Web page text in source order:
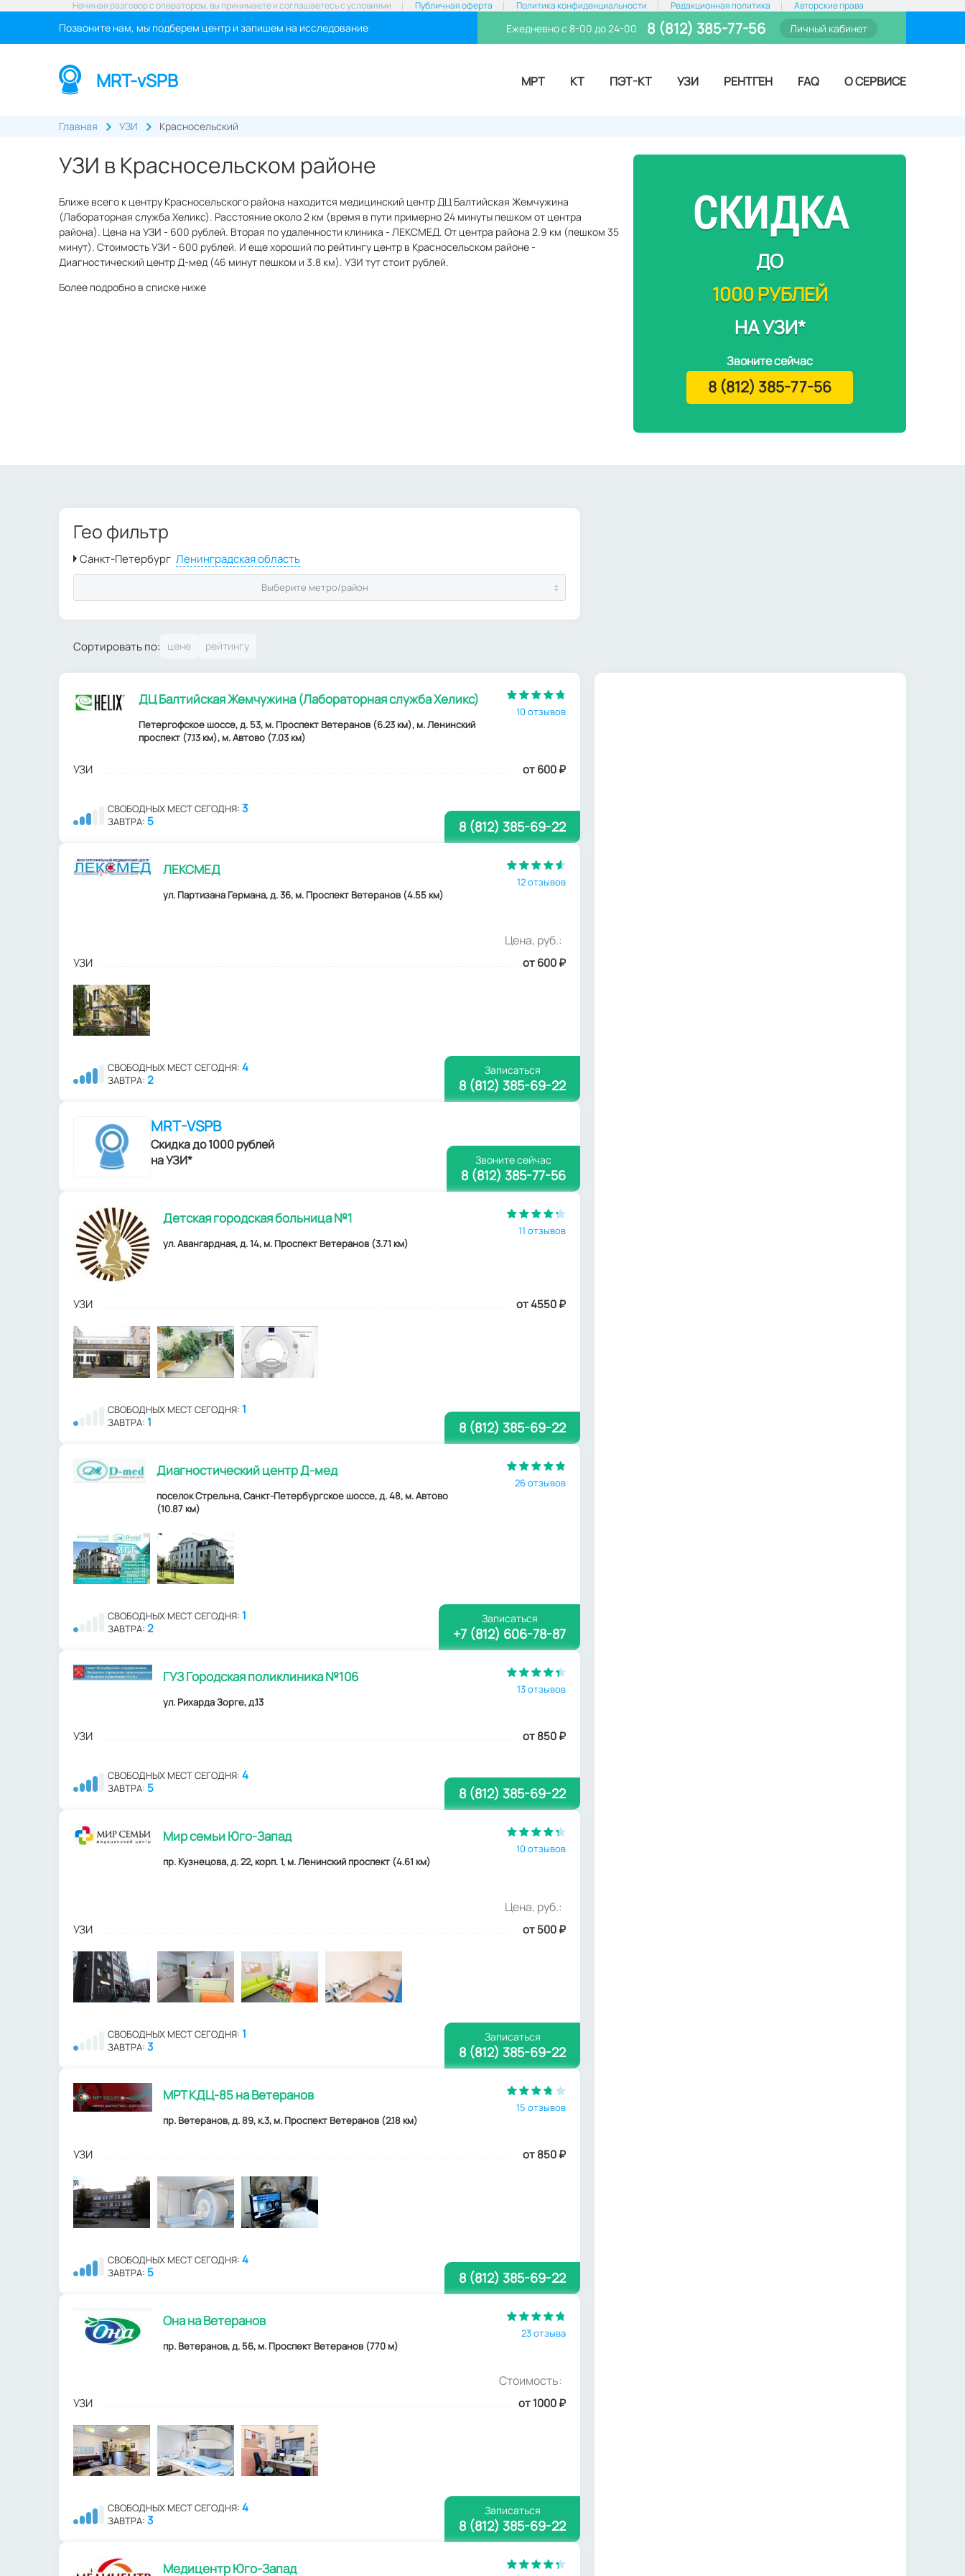
Начиная разговор с оператором, вы принимаете и соглашаетесь с условиями Публичная оферта Политика конфиденциальности Редакционная политика Авторские права
Позвоните нам, мы подберем центр и запишем на исследование Ежедневно с 8-00 до 24-00 8 (812) 385-77-56 Личный кабинет
MRT-vSPB МРТ КТ ПЭТ-КТ УЗИ РЕНТГЕН FAQ О СЕРВИСЕ
Главная УЗИ Красносельский
УЗИ в Красносельском районе
Ближе всего к центру Красносельского района находится медицинский центр ДЦ Балтийская Жемчужина
(Лабораторная служба Хеликс). Расстояние около 2 км (время в пути примерно 24 минуты пешком от центра
района). Цена на УЗИ - 600 рублей. Вторая по удаленности клиника - ЛЕКСМЕД. От центра района 2.9 км (пешком 35
минут). Стоимость УЗИ - 600 рублей. И еще хороший по рейтингу центр в Красносельском районе -
Диагностический центр Д-мед (46 минут пешком и 3.8 км). УЗИ тут стоит рублей.
Более подробно в списке ниже
СКИДКА
ДО
1000 РУБЛЕЙ
НА УЗИ*
Звоните сейчас
8 (812) 385-77-56
Гео фильтр
Выберите метро/район
Сортировать по:
ДЦ Балтийская Жемчужина (Лабораторная служба Хеликс)
Петергофское шоссе, д. 53, м. Проспект Ветеранов (6.23 км), м. Ленинский
проспект (7.13 км), м. Автово (7.03 км)
10 отзывов
УЗИ от 600₽
СВОБОДНЫХ МЕСТ СЕГОДНЯ: 3
ЗАВТРА: 5 8 (812) 385-69-22
ЛЕКСМЕД
ул. Партизана Германа, д. 36, м. Проспект Ветеранов (4.55 км)
12 отзывов
Цена, руб.:
УЗИ от 600₽
СВОБОДНЫХ МЕСТ СЕГОДНЯ: 4
ЗАВТРА: 2
Записаться
8 (812) 385-69-22
MRT-VSPB
Скидка до 1000 рублей
на УЗИ*
Звоните сейчас
8 (812) 385-77-56
Детская городская больница №1
ул. Авангардная, д. 14, м. Проспект Ветеранов (3.71 км)
11 отзывов
УЗИ от 4550₽
СВОБОДНЫХ МЕСТ СЕГОДНЯ: 1
ЗАВТРА: 1 8 (812) 385-69-22
Диагностический центр Д-мед
поселок Стрельна, Санкт-Петербургское шоссе, д. 48, м. Автово
(10.87 км)
26 отзывов
СВОБОДНЫХ МЕСТ СЕГОДНЯ: 1
ЗАВТРА: 2
Записаться
+7 (812) 606-78-87
ГУЗ Городская поликлиника №106
ул. Рихарда Зорге, д.13
13 отзывов
УЗИ от 850₽
СВОБОДНЫХ МЕСТ СЕГОДНЯ: 4
ЗАВТРА: 5 8 (812) 385-69-22
Мир семьи Юго-Запад
пр. Кузнецова, д. 22, корп. 1, м. Ленинский проспект (4.61 км)
10 отзывов
Цена, руб.:
УЗИ от 500₽
СВОБОДНЫХ МЕСТ СЕГОДНЯ: 1
ЗАВТРА: 3
Записаться
8 (812) 385-69-22
МРТ КДЦ-85 на Ветеранов
пр. Ветеранов, д. 89, к.3, м. Проспект Ветеранов (2.18 км)
15 отзывов
УЗИ от 850₽
СВОБОДНЫХ МЕСТ СЕГОДНЯ: 4
ЗАВТРА: 5 8 (812) 385-69-22
Она на Ветеранов
пр. Ветеранов, д. 56, м. Проспект Ветеранов (770 м)
23 отзыва
Стоимость:
УЗИ от 1000₽
СВОБОДНЫХ МЕСТ СЕГОДНЯ: 4
ЗАВТРА: 3
Записаться
8 (812) 385-69-22
Медицентр Юго-Запад